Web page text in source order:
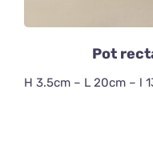
Pot
H 3.5cm – L 20cm – l